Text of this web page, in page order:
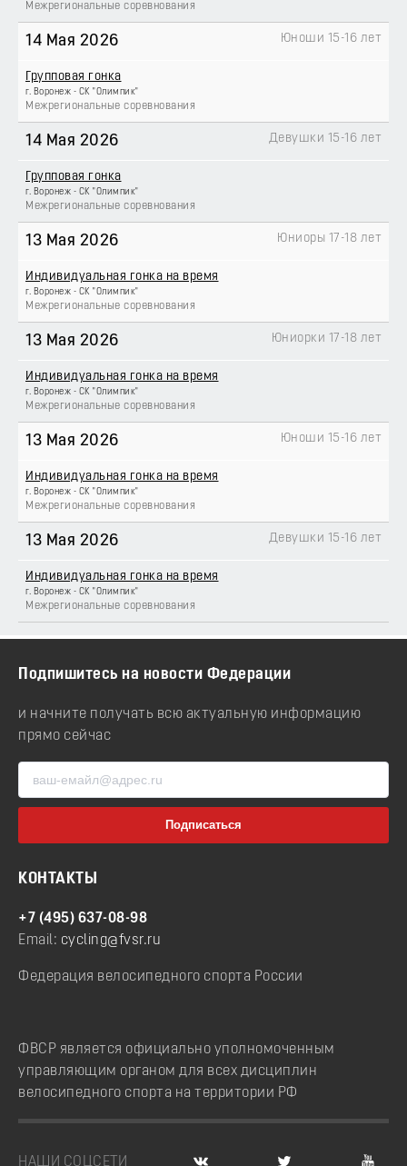
Межрегиональные соревнования
14 Мая 2026
Групповая гонка
г. Воронеж - СК "Олимпик"
Межрегиональные соревнования
Юноши 15-16 лет
14 Мая 2026
Групповая гонка
г. Воронеж - СК "Олимпик"
Межрегиональные соревнования
Девушки 15-16 лет
13 Мая 2026
Индивидуальная гонка на время
г. Воронеж - СК "Олимпик"
Межрегиональные соревнования
Юниоры 17-18 лет
13 Мая 2026
Индивидуальная гонка на время
г. Воронеж - СК "Олимпик"
Межрегиональные соревнования
Юниорки 17-18 лет
13 Мая 2026
Индивидуальная гонка на время
г. Воронеж - СК "Олимпик"
Межрегиональные соревнования
Юноши 15-16 лет
13 Мая 2026
Индивидуальная гонка на время
г. Воронеж - СК "Олимпик"
Межрегиональные соревнования
Девушки 15-16 лет
Подпишитесь на новости Федерации
и начните получать всю актуальную информацию
прямо сейчас
КОНТАКТЫ
+7 (495) 637-08-98
Email: cycling@fvsr.ru
Федерация велосипедного спорта России
ФВСР является официально уполномоченным
управляющим органом для всех дисциплин
велосипедного спорта на территории РФ
НАШИ СОЦСЕТИ